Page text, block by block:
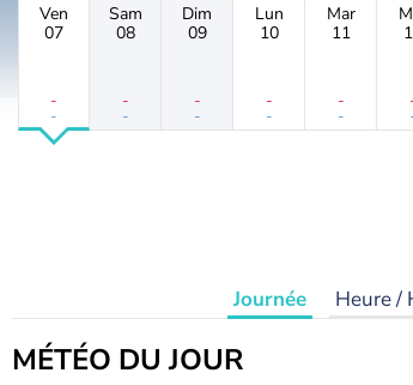
Ven
07
-
-
Sam
08
-
-
Dim
09
-
-
Lun
10
-
-
Mar
11
-
-
Journée Heure /
MÉTÉO DU JOUR